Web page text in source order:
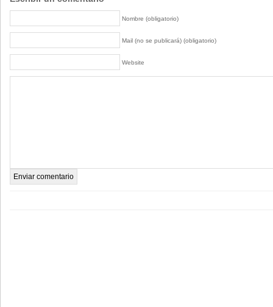
Nombre (obligatorio)
Mail (no se publicará) (obligatorio)
Website